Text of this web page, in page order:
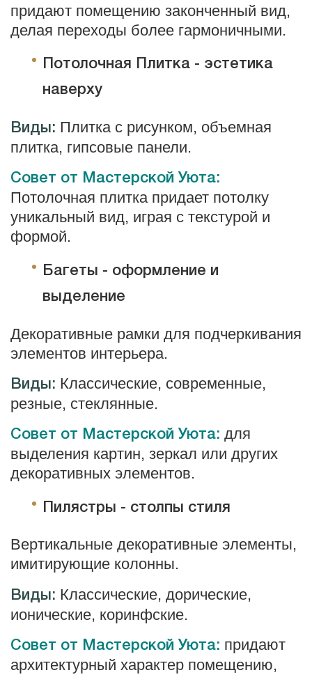
придают помещению законченный вид,
делая переходы более гармоничными.
Потолочная Плитка - эстетика
наверху
Виды: Плитка с рисунком, объемная
плитка, гипсовые панели.
Совет от Мастерской Уюта:
Потолочная плитка придает потолку
уникальный вид, играя с текстурой и
формой.
Багеты - оформление и
выделение
Декоративные рамки для подчеркивания
элементов интерьера.
Виды: Классические, современные,
резные, стеклянные.
Совет от Мастерской Уюта: для
выделения картин, зеркал или других
декоративных элементов.
Пилястры - cтолпы стиля
Вертикальные декоративные элементы,
имитирующие колонны.
Виды: Классические, дорические,
ионические, коринфские.
Совет от Мастерской Уюта: придают
архитектурный характер помещению,